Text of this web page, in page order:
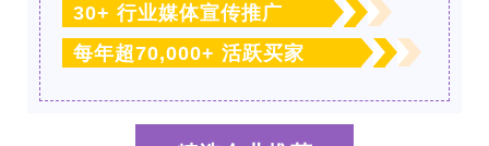
30+ 行业媒体宣传推广
每年超70,000+ 活跃买家